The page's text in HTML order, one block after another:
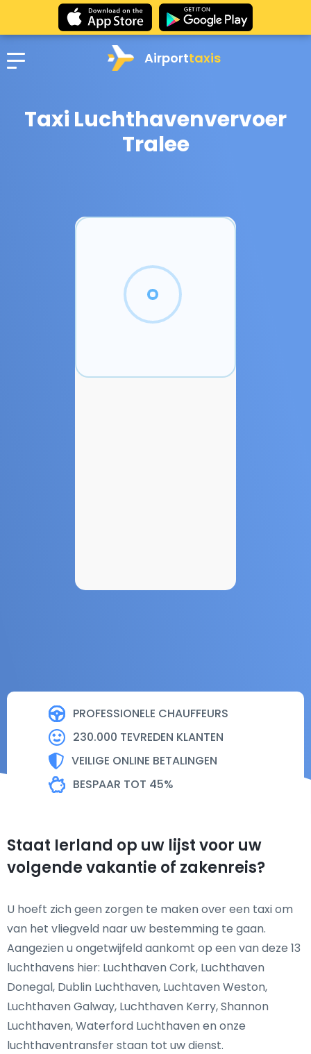
Airporttaxis
Taxi Luchthavenvervoer
Tralee
PROFESSIONELE CHAUFFEURS
230.000 TEVREDEN KLANTEN
VEILIGE ONLINE BETALINGEN
BESPAAR TOT 45%
Staat Ierland op uw lijst voor uw
volgende vakantie of zakenreis?
U hoeft zich geen zorgen te maken over een taxi om
van het vliegveld naar uw bestemming te gaan.
Aangezien u ongetwijfeld aankomt op een van deze 13
luchthavens hier: Luchthaven Cork, Luchthaven
Donegal, Dublin Luchthaven, Luchtaven Weston,
Luchthaven Galway, Luchthaven Kerry, Shannon
Luchthaven, Waterford Luchthaven en onze
luchthaventransfer staan tot uw dienst.